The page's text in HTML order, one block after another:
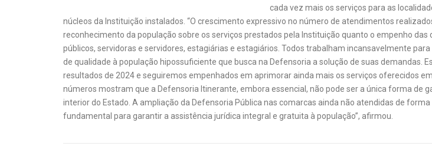
cada vez mais os serviços para as
núcleos da Instituição instalados. “O crescimento expressivo no número de atendimentos
reconhecimento da população sobre os serviços prestados pela Instituição quanto o empenho
públicos, servidoras e servidores, estagiárias e estagiários. Todos trabalham incansavelmente
de qualidade à população hipossuficiente que busca na Defensoria a solução de suas demandas.
resultados de 2024 e seguiremos empenhados em aprimorar ainda mais os serviços oferecidos
números mostram que a Defensoria Itinerante, embora essencial, não pode ser a única forma de
interior do Estado. A ampliação da Defensoria Pública nas comarcas ainda não atendidas de
fundamental para garantir a assistência jurídica integral e gratuita à população”, afirmou.